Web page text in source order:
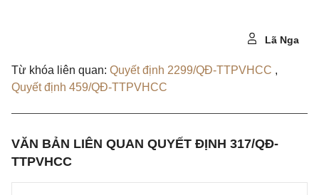
Lã Nga
Từ khóa liên quan: Quyết định 2299/QĐ-TTPVHCC ,
Quyết định 459/QĐ-TTPVHCC
VĂN BẢN LIÊN QUAN QUYẾT ĐỊNH 317/QĐ-
TTPVHCC